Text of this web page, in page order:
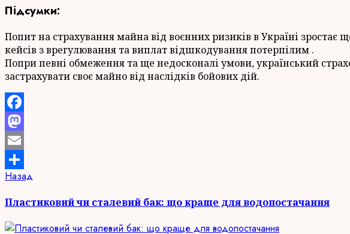
Підсумки:
Попит на страхування майна від воєнних ризиків в Україні
кейсів з врегулювання та виплат відшкодування потерпілим .
Попри певні обмеження та ще недосконалі умови, український
застрахувати своє майно від наслідків бойових дій.
Facebook
Mastodon
Email
Отправить
Продолжить
чтение
Назад
Пластиковий чи сталевий бак: що краще для водопостачання